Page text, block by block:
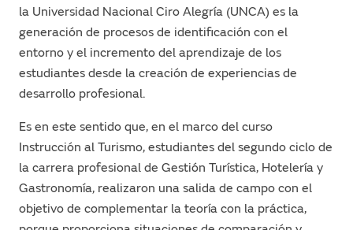
la Universidad Nacional Ciro Alegría (UNCA) es la
generación de procesos de identificación con el
entorno y el incremento del aprendizaje de los
estudiantes desde la creación de experiencias de
desarrollo profesional.
Es en este sentido que, en el marco del curso
Instrucción al Turismo, estudiantes del segundo ciclo de
la carrera profesional de Gestión Turística, Hotelería y
Gastronomía, realizaron una salida de campo con el
objetivo de complementar la teoría con la práctica,